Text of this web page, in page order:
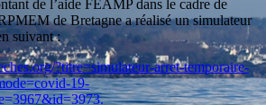
de l’aide FEAMP dans le cadre de
de Bretagne a réalisé un simulateur
suivant :
org/?titre=simulateur-arret-temporaire-
19-
id=3973.